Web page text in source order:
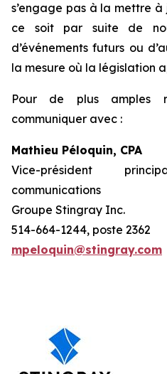
s’engage pas à la mettre
ce soit par suite de
d’événements futurs ou
la mesure où la législation
Pour de plus amples
communiquer avec :
Mathieu Péloquin, CPA
Vice-président
communications
Groupe Stingray Inc.
514-664-1244, poste 2362
mpeloquin@stingray.com